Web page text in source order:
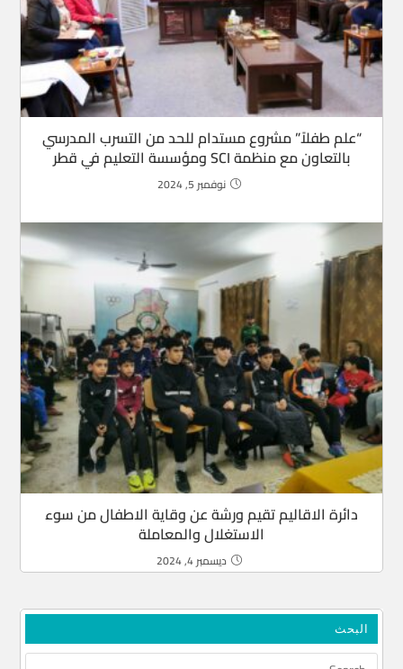
“علم طفلاً” مشروع مستدام للحد من التسرب المدرسي
بالتعاون مع منظمة SCI ومؤسسة التعليم في قطر
نوفمبر 5, 2024
دائرة الاقاليم تقيم ورشة عن وقاية الاطفال من سوء
الاستغلال والمعاملة
ديسمبر 4, 2024
البحث